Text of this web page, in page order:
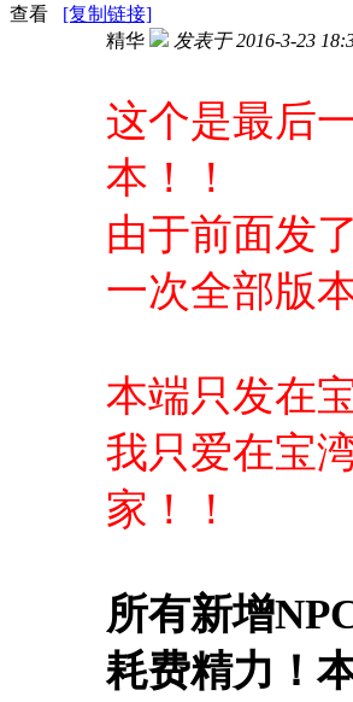
查看
[复制链接]
精华
发表于 2016-3-23
这个是最后
本！！
由于前面发
一次全部版
本端只发在
我只爱在宝
家！！
所有新增
耗费精力！